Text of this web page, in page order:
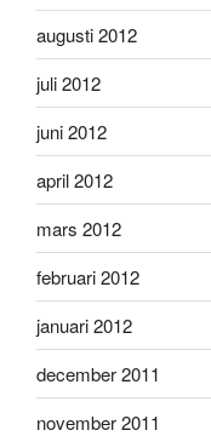
augusti 2012
juli 2012
juni 2012
april 2012
mars 2012
februari 2012
januari 2012
december 2011
november 2011